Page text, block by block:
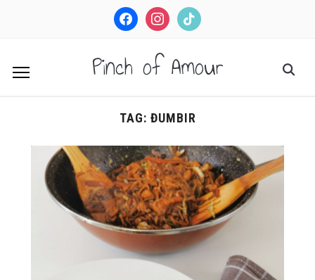
facebookinstagramtiktok
Pinch of Amour
TAG: ĐUMBIR